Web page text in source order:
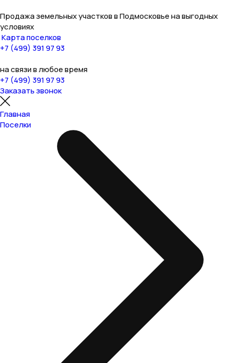
Продажа земельных участков в Подмосковье на выгодных
условиях
Карта поселков
+7 (499) 391 97 93
на связи в любое время
+7 (499) 391 97 93
Заказать звонок
Главная
Поселки